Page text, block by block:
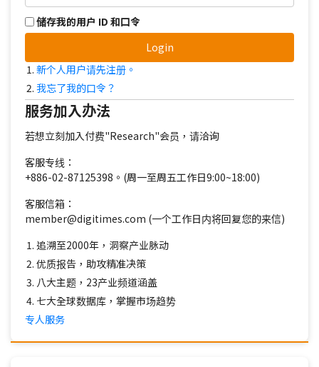
储存我的用户 ID 和口令
Login
新个人用户请先注册。
我忘了我的口令？
服务加入办法
若想立刻加入付费"Research"会员，请洽询
客服专线：
+886-02-87125398。(周一至周五工作日9:00~18:00)
客服信箱：
member@digitimes.com (一个工作日内将回复您的来信)
追溯至2000年，洞察产业脉动
优质报告，助攻精准决策
八大主题，23产业频道涵盖
七大全球数据库，掌握市场趋势
专人服务